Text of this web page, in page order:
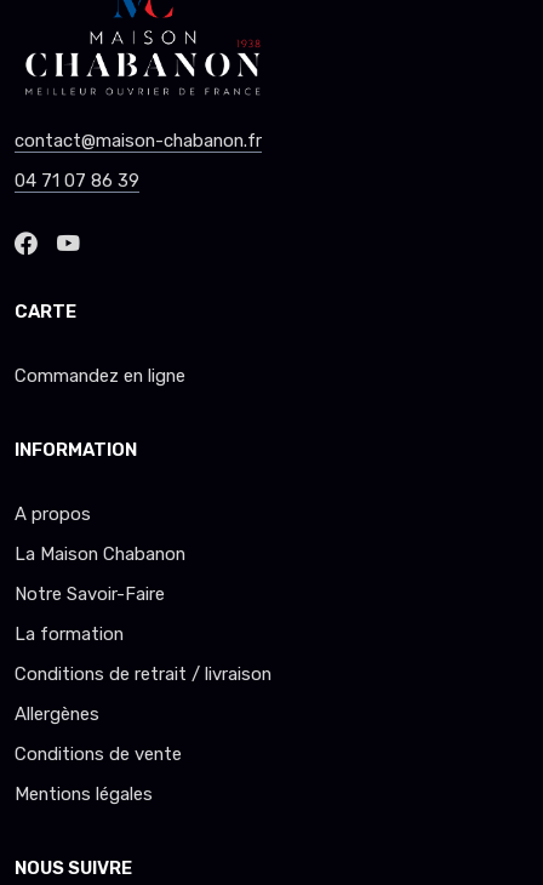
contact@maison-chabanon.fr
04 71 07 86 39
CARTE
Commandez en ligne
INFORMATION
A propos
La Maison Chabanon
Notre Savoir-Faire
La formation
Conditions de retrait / livraison
Allergènes
Conditions de vente
Mentions légales
NOUS SUIVRE